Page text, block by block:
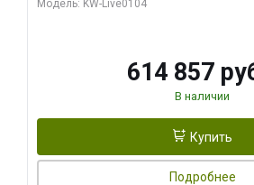
Модель: KW-Live0104
614 857
В наличии
Купить
Подробнее